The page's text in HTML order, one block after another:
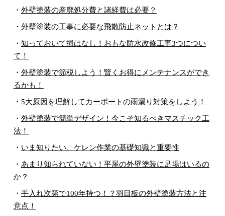
・ 外壁塗装の産廃処分費と諸経費は必要？
・ 外壁塗装の工事に必要な飛散防止ネットとは？
・ 知っておいて損はなし！おもな防水改修工事3つについ
て！
・ 外壁塗装で節税しよう！賢くお得にメンテナンスができ
るかも！
・ 5大原因を理解してカーポートの雨漏り対策をしよう！
・ 外壁塗装で簡単デザイン！今こそ知るべきマスチック工
法！
・ いま知りたい、ケレン作業の基礎知識と重要性
・ あまり知られていない！平屋の外壁塗装に足場はいるの
か？
・ 手入れ次第で100年持つ！？羽目板の外壁塗装方法と注
意点！